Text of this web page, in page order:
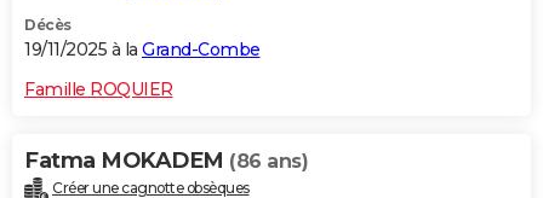
Décès
19/11/2025 à la Grand-Combe
Famille ROQUIER
Fatma MOKADEM (86 ans)
Créer une cagnotte obsèques